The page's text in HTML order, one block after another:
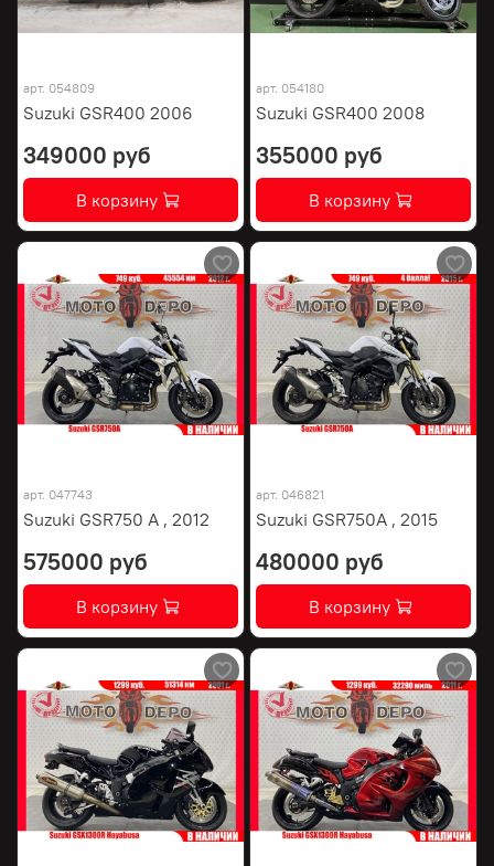
арт. 054809
Suzuki GSR400 2006
349000 руб
В корзину
арт. 054180
Suzuki GSR400 2008
355000 руб
В корзину
арт. 047743
Suzuki GSR750 A , 2012
575000 руб
В корзину
арт. 046821
Suzuki GSR750A , 2015
480000 руб
В корзину